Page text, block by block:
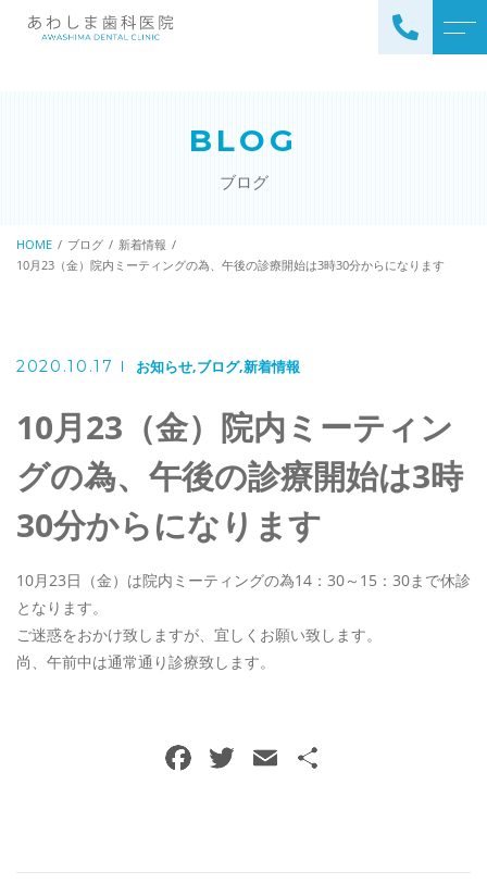
CAD／CAM冠（キャドキャ
かみ合わせ治療
金属アレルギー治療
ホワイトニング
小児歯科
口腔外科
027-361-0418
メールでのご予約
RESERVE
BLOG
ブログ
HOME ブログ
新着情報
10月23（金）院内ミーティングの為、午後の診療開始は3時30分からになります
2020.10.17 お知らせ ブログ 新着情報
10月23（金）院内ミーティン
グの為、午後の診療開始は3時
30分からになります
10月23日（金）は院内ミーティングの為14：30～15：30まで休診
となります。
ご迷惑をおかけ致しますが、宜しくお願い致します。
尚、午前中は通常通り診療致します。
F T E